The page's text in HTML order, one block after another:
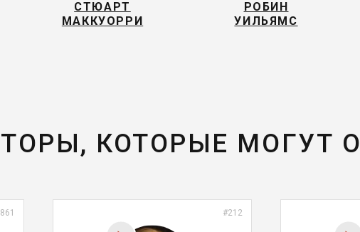
СТЮАРТ
МАККУОРРИ
РОБИН
УИЛЬЯМС
КОТОРЫЕ МОГУТ
#212